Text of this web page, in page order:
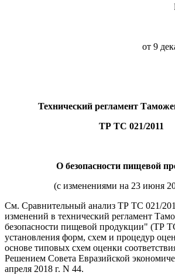
от 9
Технический регламент
ТР ТС 021/2011
О безопасности пищевой
(с изменениями на 23 июня
См. Сравнительный анализ ТР ТС 021/
изменений в технический регламент
безопасности пищевой продукции" (ТР
установления форм, схем и процедур
основе типовых схем оценки
Решением Совета Евразийской
апреля 2018 г. N 44.